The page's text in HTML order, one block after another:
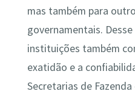
mas também para
governamentais.
instituições também
exatidão e a
Secretarias de